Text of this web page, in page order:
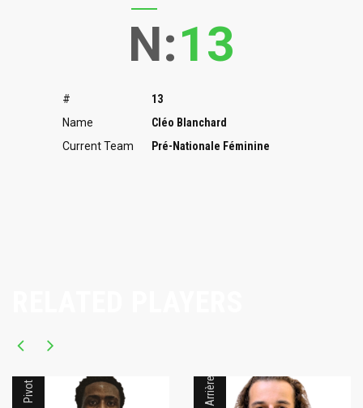
N:13
#
13
Name
Cléo Blanchard
Current Team
Pré-Nationale Féminine
Pivot Arrière